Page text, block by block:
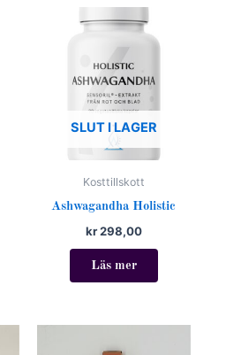
SLUT I LAGER
Kosttillskott
Ashwagandha Holistic
kr298,00
Läs mer